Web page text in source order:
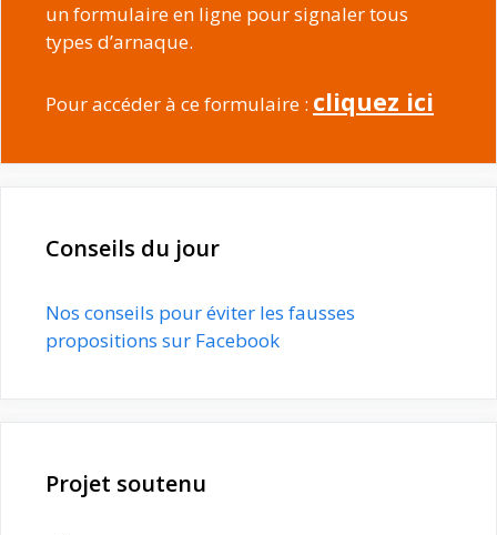
un formulaire en ligne pour signaler tous
types d’arnaque.
Pour accéder à ce formulaire : cliquez ici
Conseils du jour
Nos conseils pour éviter les fausses
propositions sur Facebook
Projet soutenu